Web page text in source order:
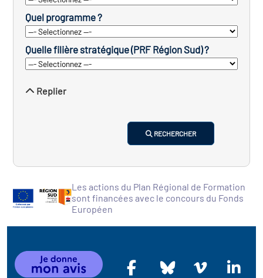
Quel programme ?
Quelle filière stratégique (PRF Région Sud) ?
Replier
RECHERCHER
Les actions du Plan Régional de Formation
sont financées avec le concours du Fonds
Européen